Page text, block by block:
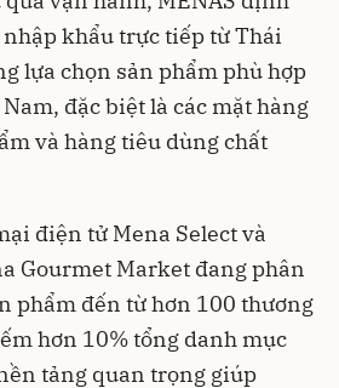
khẩu trực tiếp từ Thái
lựa chọn sản phẩm phù hợp
đặc biệt là các mặt hàng
và hàng tiêu dùng chất
điện tử Mena Select và
Gourmet Market đang phân
phẩm đến từ hơn 100 thương
hơn 10% tổng danh mục
tảng quan trọng giúp